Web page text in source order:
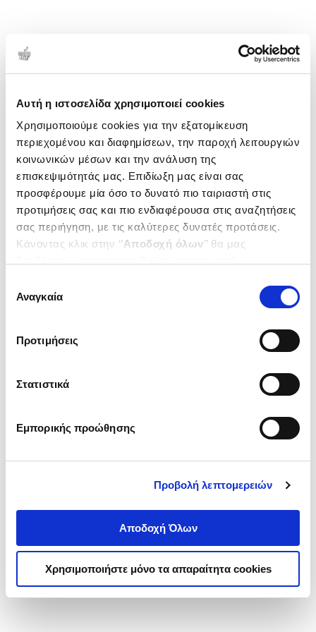
Αυτή η ιστοσελίδα χρησιμοποιεί cookies
Χρησιμοποιούμε cookies για την εξατομίκευση
περιεχομένου και διαφημίσεων, την παροχή λειτουργιών
κοινωνικών μέσων και την ανάλυση της
επισκεψιμότητάς μας. Επιδίωξη μας είναι σας
προσφέρουμε μία όσο το δυνατό πιο ταιριαστή στις
προτιμήσεις σας και πιο ενδιαφέρουσα στις αναζητήσεις
σας περιήγηση, με τις καλύτερες δυνατές προτάσεις.
Κάνοντας κλικ στην ‘’Αποδοχή όλων’’ θα μας
ενδιαφέρουν και να επιλέξετε από τα παρακάτω με την
΄΄και να ενημερωθείτε σχετικά με
συγκατάθεσης
Αναγκαία
Προτιμήσεις
Στατιστικά
Εμπορικής προώθησης
Προβολή λεπτομερειών
Αποδοχή Όλων
Χρησιμοποιήστε μόνο τα απαραίτητα cookies